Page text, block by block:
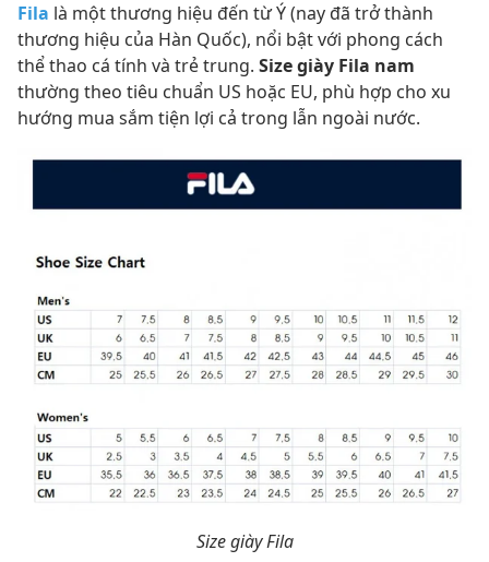
Fila là một thương hiệu đến từ Ý (nay đã trở thành
thương hiệu của Hàn Quốc), nổi bật với phong cách
thể thao cá tính và trẻ trung. Size giày Fila nam
thường theo tiêu chuẩn US hoặc EU, phù hợp cho xu
hướng mua sắm tiện lợi cả trong lẫn ngoài nước.
Size giày Fila